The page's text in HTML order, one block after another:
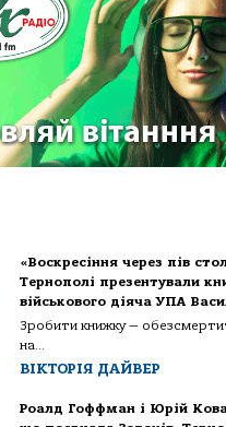
«Воскресіння через пів
Тернополі презентували
військового діяча УПА
Зробити книжку —
на...
ВІКТОРІЯ ДАЙВЕР
Роалд Гоффман і Юрій